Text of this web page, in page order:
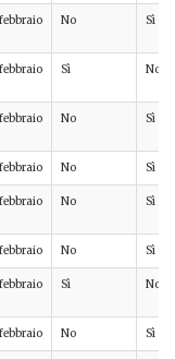
febbraio No Sì
febbraio Sì No
febbraio No Sì
febbraio No Sì
febbraio No Sì
febbraio No Sì
febbraio Sì No
febbraio No Sì